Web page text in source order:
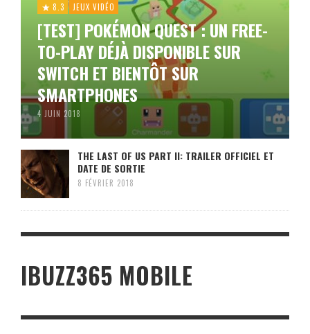
8.3 JEUX VIDÉO
[TEST] POKÉMON QUEST : UN FREE-
TO-PLAY DÉJÀ DISPONIBLE SUR
SWITCH ET BIENTÔT SUR
SMARTPHONES
4 JUIN 2018
THE LAST OF US PART II: TRAILER OFFICIEL ET
DATE DE SORTIE
8 FÉVRIER 2018
IBUZZ365 MOBILE